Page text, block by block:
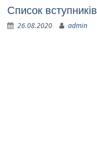
Список вступників
26.08.2020 admin